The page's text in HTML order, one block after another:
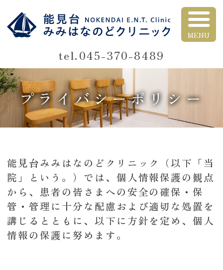
能見台 みみ は
045-370-8489
プライバシーポリシー
能見台みみはなのどクリニック（以下「当
院」という。）では、個人情報保護の観点
から、患者の皆さまへの安全の確保・保
管・管理に十分な配慮および適切な処置を
講じるとともに、以下に方針を定め、個人
情報の保護に努めます。